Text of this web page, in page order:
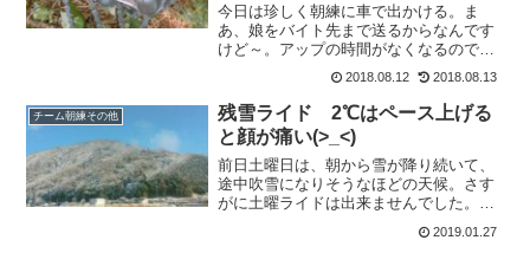
今日は珍しく朝練に車で出かける。ま
あ、娘をバイト先まで送るからなんです
けど～。アップの時間がなくなるので、
焦って走りだすと、どうもギアの調子が
良くない。朝、わざわざチェーンを伸び
てないSAKURAチェーンに変えてきたの
になあ～。とっ、思って...
2018.08.12 2018.08.13
チーム朝練その他
残雪ライド 2℃はペース上げる
と顔が痛い(>_<)
前日土曜日は、朝から雪が降り続いて、
途中吹雪になりそうなほどの天候。さす
がに土曜ライドは出来ませんでした。ひ
ていて路面は濡れていますが、降らない
2019.01.27